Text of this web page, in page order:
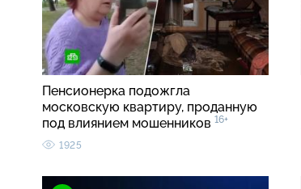
Пенсионерка подожгла
московскую квартиру, проданную
под влиянием мошенников 16+
1925